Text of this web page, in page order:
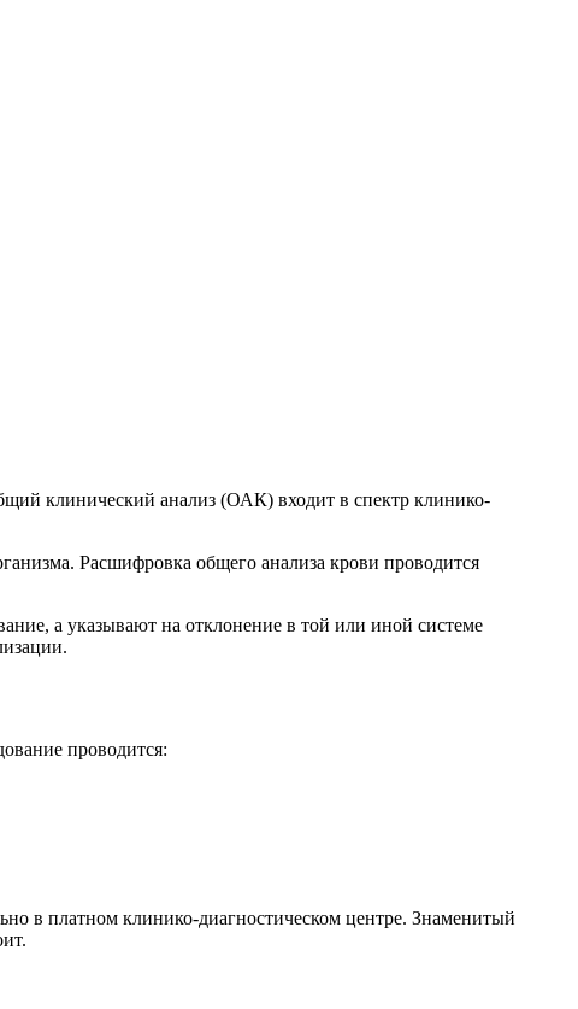
клинический анализ (ОАК) входит в спектр клинико-
Расшифровка общего анализа крови проводится
а указывают на отклонение в той или иной системе
проводится:
в платном клинико-диагностическом центре. Знаменитый